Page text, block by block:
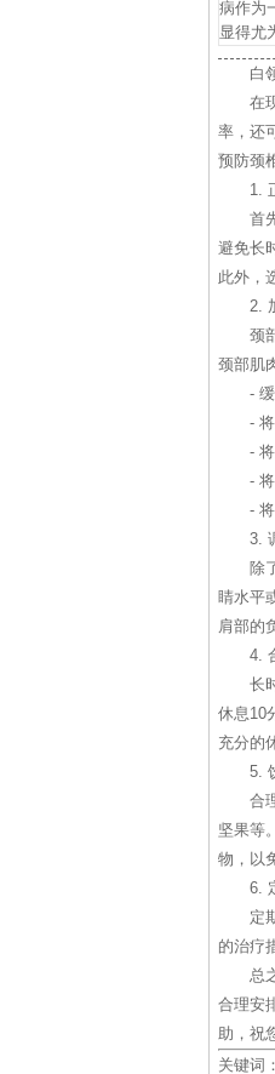
病作为
显得尤
白
在
率，还
预防颈
1.
首
避免长
此外，
2.
颈
颈部肌
-
-
-
-
-
3.
除
睛水平
肩部的
4.
长
休息10
充分的
5.
合
坚果等
物，以
6.
定
的治疗
总
合理安
助，祝
关键词：